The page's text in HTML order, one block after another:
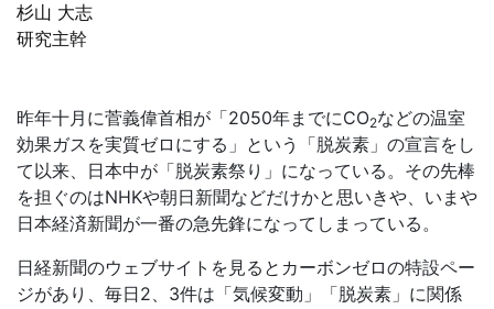
杉山 大志
研究主幹
昨年十月に菅義偉首相が「2050年までにCO2などの温室
効果ガスを実質ゼロにする」という「脱炭素」の宣言をし
て以来、日本中が「脱炭素祭り」になっている。その先棒
を担ぐのはNHKや朝日新聞などだけかと思いきや、いまや
日本経済新聞が一番の急先鋒になってしまっている。
日経新聞のウェブサイトを見るとカーボンゼロの特設ペー
ジがあり、毎日2、3件は「気候変動」「脱炭素」に関係